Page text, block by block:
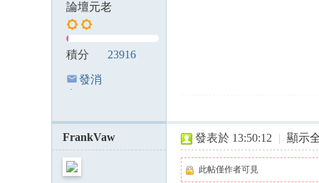
論壇元老
積分 23916
發消
FrankVaw 發表於 13:50:12 | 顯示
此帖僅作者可見